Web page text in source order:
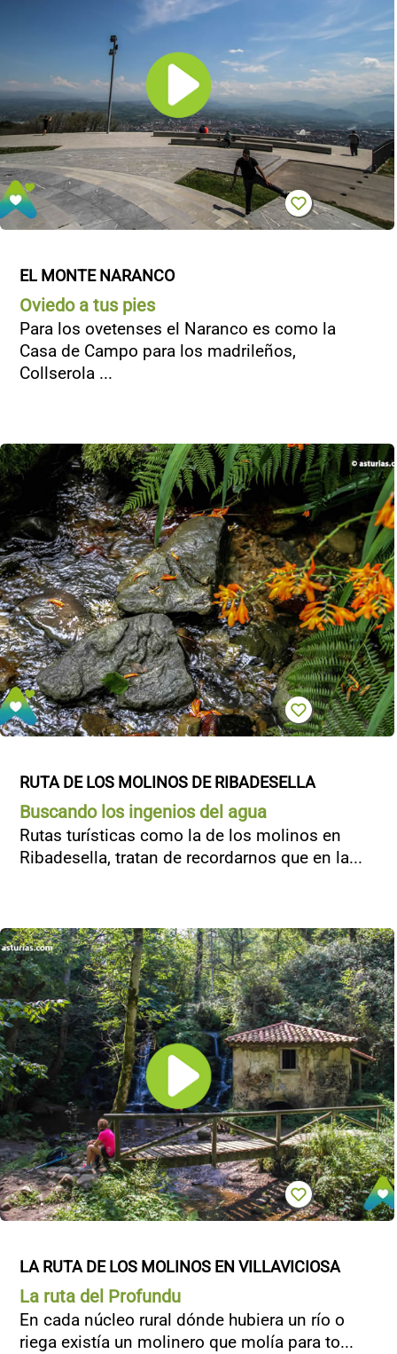
EL MONTE NARANCO
Oviedo a tus pies
Para los ovetenses el Naranco es como la
Casa de Campo para los madrileños,
Collserola ...
RUTA DE LOS MOLINOS DE RIBADESELLA
Buscando los ingenios del agua
Rutas turísticas como la de los molinos en
Ribadesella, tratan de recordarnos que en la...
LA RUTA DE LOS MOLINOS EN VILLAVICIOSA
La ruta del Profundu
En cada núcleo rural dónde hubiera un río o
riega existía un molinero que molía para to...